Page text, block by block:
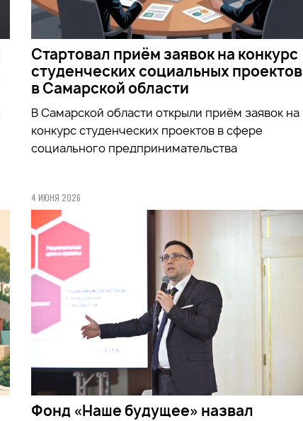
Стартовал приём заявок на конкурс
студенческих социальных проектов
в Самарской области
В Самарской области открыли приём заявок на
конкурс студенческих проектов в сфере
социального предпринимательства
4 ИЮНЯ 2026
Фонд «Наше будущее» назвал